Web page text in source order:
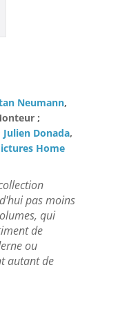
Neumann,
;
Julien Donada,
Home
pas moins
qui
de
ou
autant de